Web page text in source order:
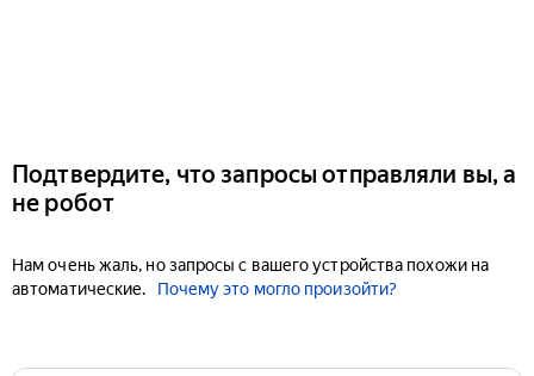
Подтвердите, что запросы отправляли вы, а
не робот
Нам очень жаль, но запросы с вашего устройства похожи на
автоматические.
Почему это могло произойти?